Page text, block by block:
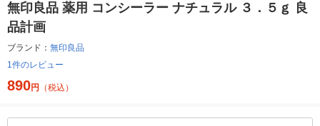
無印良品 薬用 コンシーラー ナチュラル ３．５ｇ 良
品計画
ブランド： 無印良品
1件のレビュー
890円 （税込）